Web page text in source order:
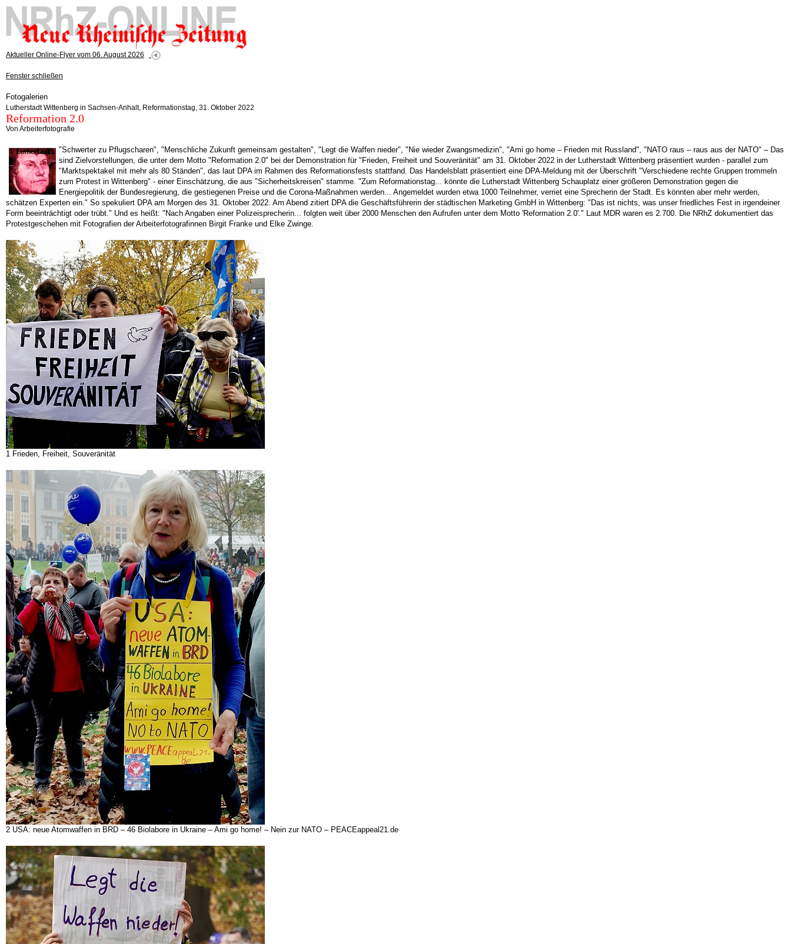
Aktueller Online-Flyer vom 06. August 2026
Fenster schließen
Fotogalerien
Lutherstadt Wittenberg in Sachsen-Anhalt, Reformationstag, 31. Oktober 2022
Reformation 2.0
Von Arbeiterfotografie
"Schwerter zu Pflugscharen", "Menschliche Zukunft gemeinsam gestalten", "Legt die Waffen nieder", "Nie wieder Zwangsmedizin", "Ami go home – Frieden mit Russland", "NATO raus – raus aus der NATO" – Das
sind Zielvorstellungen, die unter dem Motto "Reformation 2.0" bei der Demonstration für "Frieden, Freiheit und Souveränität" am 31. Oktober 2022 in der Lutherstadt Wittenberg präsentiert wurden - parallel zum
"Marktspektakel mit mehr als 80 Ständen", das laut DPA im Rahmen des Reformationsfests stattfand. Das Handelsblatt präsentiert eine DPA-Meldung mit der Überschrift "Verschiedene rechte Gruppen trommeln
zum Protest in Wittenberg" - einer Einschätzung, die aus "Sicherheitskreisen" stamme. "Zum Reformationstag... könnte die Lutherstadt Wittenberg Schauplatz einer größeren Demonstration gegen die
Energiepolitik der Bundesregierung, die gestiegenen Preise und die Corona-Maßnahmen werden... Angemeldet wurden etwa 1000 Teilnehmer, verriet eine Sprecherin der Stadt. Es könnten aber mehr werden,
schätzen Experten ein." So spekuliert DPA am Morgen des 31. Oktober 2022. Am Abend zitiert DPA die Geschäftsführerin der städtischen Marketing GmbH in Wittenberg: "Das ist nichts, was unser friedliches Fest in irgendeiner
Form beeinträchtigt oder trübt." Und es heißt: "Nach Angaben einer Polizeisprecherin... folgten weit über 2000 Menschen den Aufrufen unter dem Motto 'Reformation 2.0'." Laut MDR waren es 2.700. Die NRhZ dokumentiert das
Protestgeschehen mit Fotografien der Arbeiterfotografinnen Birgit Franke und Elke Zwinge.
1 Frieden, Freiheit, Souveränität
2 USA: neue Atomwaffen in BRD – 46 Biolabore in Ukraine – Ami go home! – Nein zur NATO – PEACEappeal21.de